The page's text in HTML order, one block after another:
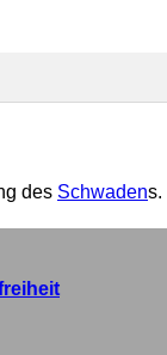
des Schwadens.